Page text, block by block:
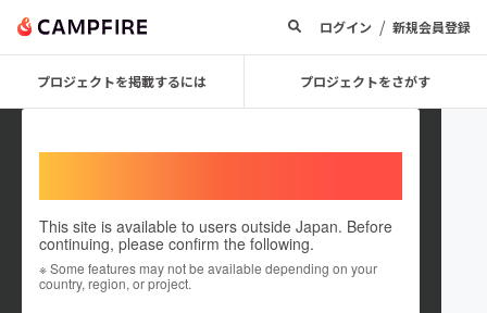
ログイン / 新規会員登録
プロジェクトを掲載するには プロジェクトをさがす
This site is available to users outside Japan. Before
continuing, please confirm the following.
※ Some features may not be available depending on your
country, region, or project.
Little One Project